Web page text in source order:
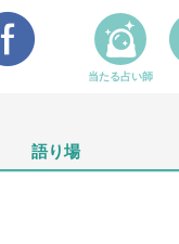
語り場
当たる占い師